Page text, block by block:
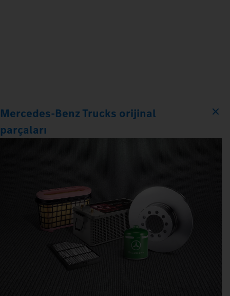
Mercedes‑Benz Trucks orijinal
parçaları